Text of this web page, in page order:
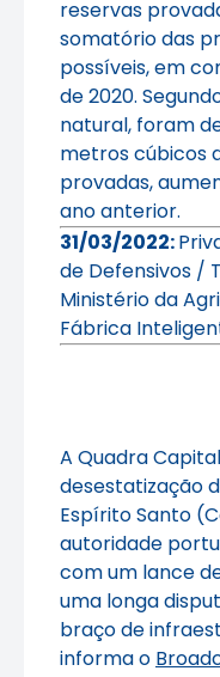
reservas
somatório das
possíveis, em
de 2020.
natural, foram
metros cúbicos
provadas,
ano anterior.
31/03/2022:
de Defensivos /
Ministério da
Fábrica
A Quadra
desestatização
Espírito Santo
autoridade
com um lance
uma longa
braço de
informa o